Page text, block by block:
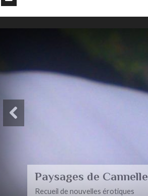
Paysages de Cannelle
Recueil de nouvelles érotiques